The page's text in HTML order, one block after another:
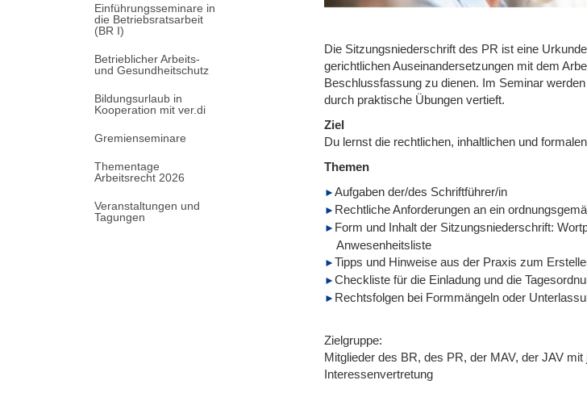
Einführungsseminare in
die Betriebsratsarbeit
(BR I)
Betrieblicher Arbeits-
und Gesundheitschutz
Bildungsurlaub in
Kooperation mit ver.di
Gremienseminare
Thementage
Arbeitsrecht 2026
Veranstaltungen und
Tagungen
Die Sitzungsniederschrift des PR ist eine
gerichtlichen Auseinandersetzungen mit dem
Beschlussfassung zu dienen. Im Seminar
durch praktische Übungen vertieft.
Ziel
Du lernst die rechtlichen, inhaltlichen und
Themen
Aufgaben der/des Schriftführer/in
Rechtliche Anforderungen an ein
Form und Inhalt der Sitzungsniederschrift:
Anwesenheitsliste
Tipps und Hinweise aus der Praxis zum
Checkliste für die Einladung und die
Rechtsfolgen bei Formmängeln oder
Zielgruppe:
Mitglieder des BR, des PR, der MAV, der JAV
Interessenvertretung